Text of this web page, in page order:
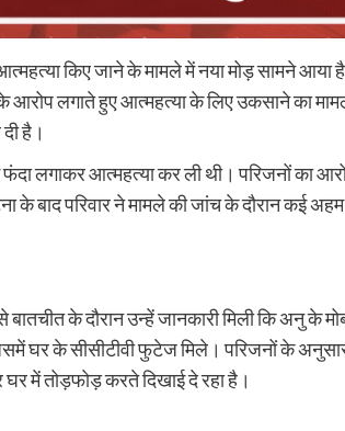
आत्महत्या किए जाने के मामले में नया मोड़ सामने
लगाते हुए आत्महत्या के लिए उकसाने का
है।
लगाकर आत्महत्या कर ली थी। परिजनों का
के बाद परिवार ने मामले की जांच के दौरान कई
के दौरान उन्हें जानकारी मिली कि अनु के
घर के सीसीटीवी फुटेज मिले। परिजनों के
में तोड़फोड़ करते दिखाई दे रहा है।